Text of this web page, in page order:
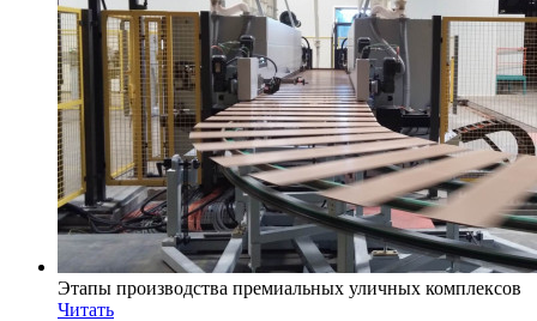
Этапы производства премиальных уличных комплексов
Читать